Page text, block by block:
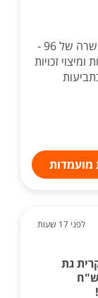
לסניף אשדוד דרוש/ה סטודנט/ית בהיקף משרה של 96 -
זכויות
לפני 17 שעות
גת
+ מענק 4,000 ש"ח